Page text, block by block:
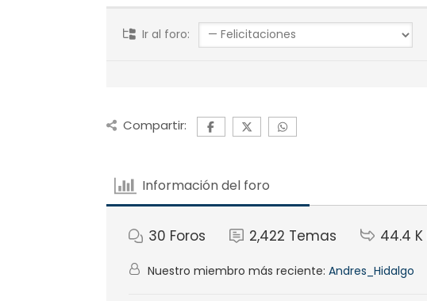
Ir al foro:
Compartir:
Información del foro
30 Foros 2,422 Temas 44.4 K
Nuestro miembro más reciente:Andres_Hidalgo